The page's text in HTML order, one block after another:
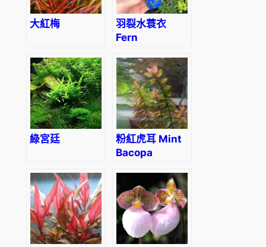
大紅梅
羽裂水蓑衣
Fern
(Hygrophila
pinnatifida)
綠宮廷
粉紅虎耳 Mint
Bacopa
caroliniana
‘colorata’)